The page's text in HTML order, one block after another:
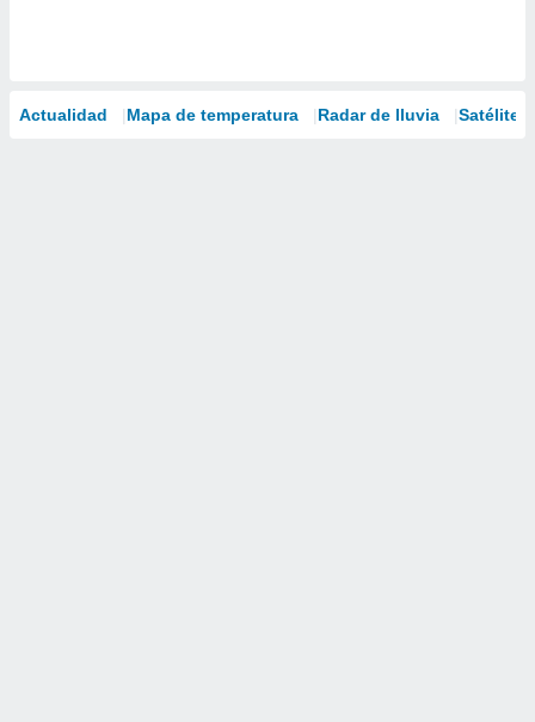
Actualidad Mapa de temperatura Radar de lluvia Satélites